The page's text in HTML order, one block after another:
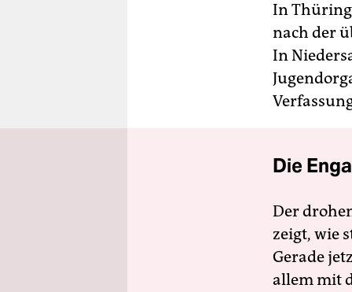
In
nach der
In
Die
Der
zeigt, wie
Gerade
allem mit